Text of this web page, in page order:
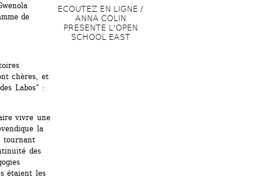
de
chères, et
Labos” :
vivre une
la
tournant
des
étaient les
ECOUTEZ EN LIGNE /
ANNA COLIN
PRESENTE L'OPEN
SCHOOL EAST